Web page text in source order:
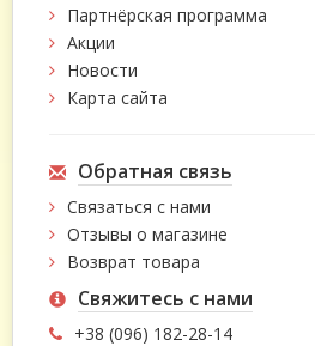
Партнёрская программа
Акции
Новости
Карта сайта
Обратная связь
Связаться с нами
Отзывы о магазине
Возврат товара
Свяжитесь с нами
+38 (096) 182-28-14